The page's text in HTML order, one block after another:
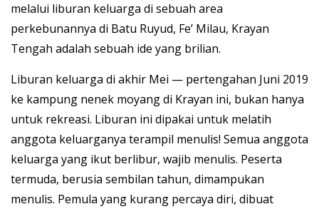
melalui liburan keluarga di sebuah area
perkebunannya di Batu Ruyud, Fe’ Milau, Krayan
Tengah adalah sebuah ide yang brilian.
Liburan keluarga di akhir Mei — pertengahan Juni 2019
ke kampung nenek moyang di Krayan ini, bukan hanya
untuk rekreasi. Liburan ini dipakai untuk melatih
anggota keluarganya terampil menulis! Semua anggota
keluarga yang ikut berlibur, wajib menulis. Peserta
termuda, berusia sembilan tahun, dimampukan
menulis. Pemula yang kurang percaya diri, dibuat